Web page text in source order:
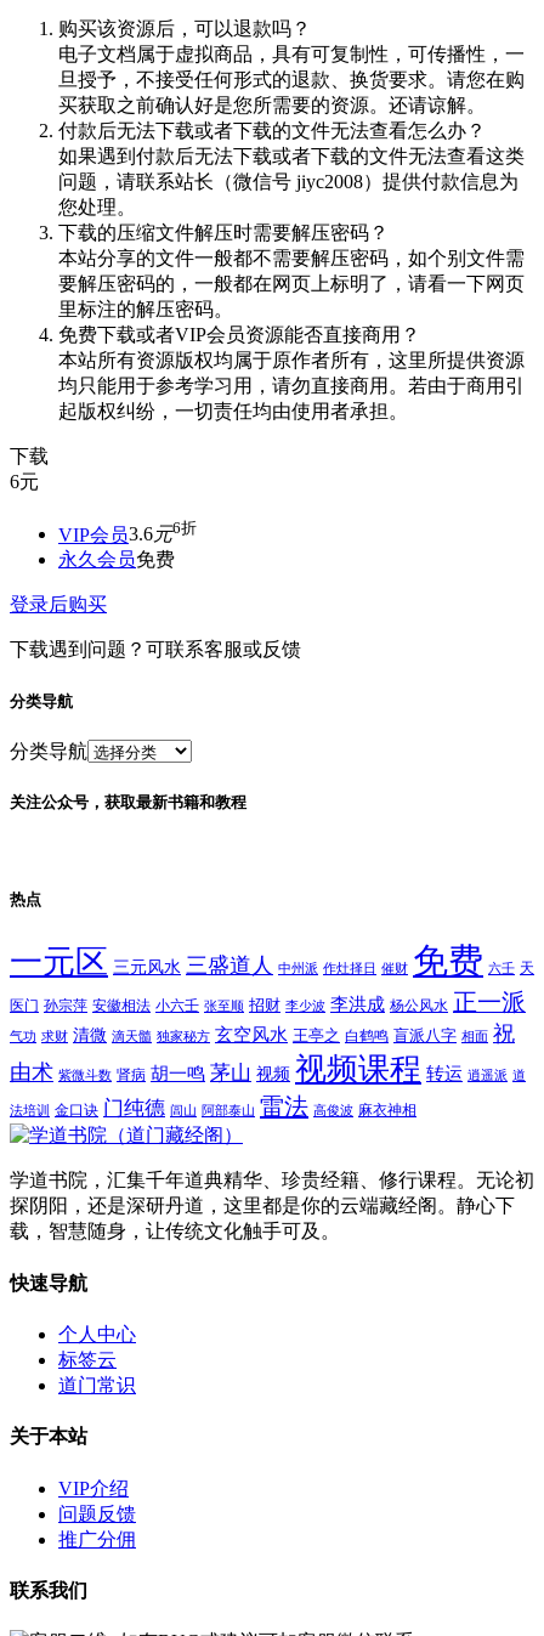
购买该资源后，可以退款吗？
电子文档属于虚拟商品，具有可复制性，可传播性，一
旦授予，不接受任何形式的退款、换货要求。请您在购
买获取之前确认好是您所需要的资源。还请谅解。
付款后无法下载或者下载的文件无法查看怎么办？
如果遇到付款后无法下载或者下载的文件无法查看这类
问题，请联系站长（微信号 jiyc2008）提供付款信息为
您处理。
下载的压缩文件解压时需要解压密码？
本站分享的文件一般都不需要解压密码，如个别文件需
要解压密码的，一般都在网页上标明了，请看一下网页
里标注的解压密码。
免费下载或者VIP会员资源能否直接商用？
本站所有资源版权均属于原作者所有，这里所提供资源
均只能用于参考学习用，请勿直接商用。若由于商用引
起版权纠纷，一切责任均由使用者承担。
下载
6元
VIP会员3.6元6折
永久会员免费
登录后购买
下载遇到问题？可联系客服或反馈
分类导航
分类导航
关注公众号，获取最新书籍和教程
热点
一元区 三元风水 三盛道人 中州派 作灶择日 催财 免费 六壬 天
医门 孙宗萍 安徽相法 小六壬 张至顺 招财 李少波 李洪成 杨公风水 正一派
气功 求财 清微 滴天髓 独家秘方 玄空风水 王亭之 白鹤鸣 盲派八字 相面 祝
由术 紫微斗数 肾病 胡一鸣 茅山 视频 视频课程 转运 逍遥派 道
法培训 金口诀 门纯德 闾山 阿部泰山 雷法 高俊波 麻衣神相
学道书院，汇集千年道典精华、珍贵经籍、修行课程。无论初
探阴阳，还是深研丹道，这里都是你的云端藏经阁。静心下
载，智慧随身，让传统文化触手可及。
快速导航
个人中心
标签云
道门常识
关于本站
VIP介绍
问题反馈
推广分佣
联系我们